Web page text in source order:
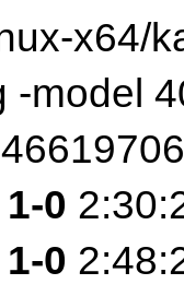
x64/
-model
1-0
1-0